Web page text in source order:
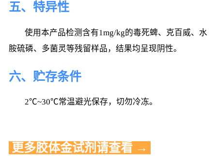
五、特异性
使用本产品检测含有1mg/kg的毒死蜱、克百威、水
胺硫磷、多菌灵等残留样品 ，结果均呈现阴性。
六、贮存条件
2℃~30℃常温避光保存，切勿冷冻。
更多胶体金试剂请查看 →